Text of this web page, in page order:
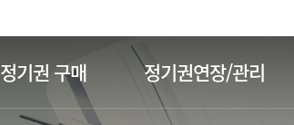
정기권 구매 정기권연장/관리